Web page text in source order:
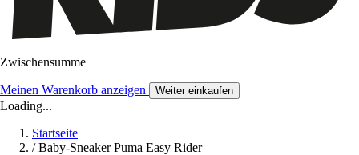
Zwischensumme
Meinen Warenkorb anzeigen Weiter einkaufen
Loading...
Startseite
/ Baby-Sneaker Puma Easy Rider